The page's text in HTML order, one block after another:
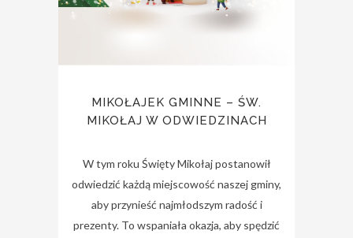
MIKOŁAJEK GMINNE – ŚW.
MIKOŁAJ W ODWIEDZINACH
W tym roku Święty Mikołaj postanowił
odwiedzić każdą miejscowość naszej gminy,
aby przynieść najmłodszym radość i
prezenty. To wspaniała okazja, aby spędzić